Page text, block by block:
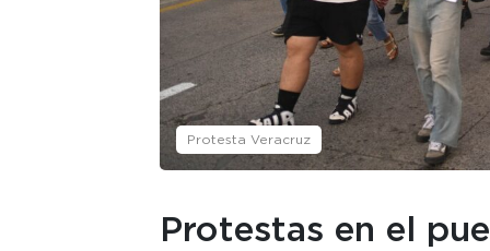
Protesta Veracruz
Protestas en el